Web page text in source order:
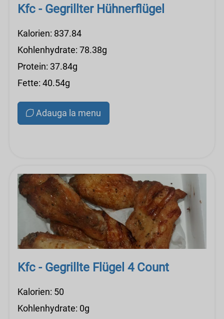
Kfc - Gegrillter Hühnerflügel
Kalorien: 837.84
Kohlenhydrate: 78.38g
Protein: 37.84g
Fette: 40.54g
Adauga la menu
Kfc - Gegrillte Flügel 4 Count
Kalorien: 50
Kohlenhydrate: 0g